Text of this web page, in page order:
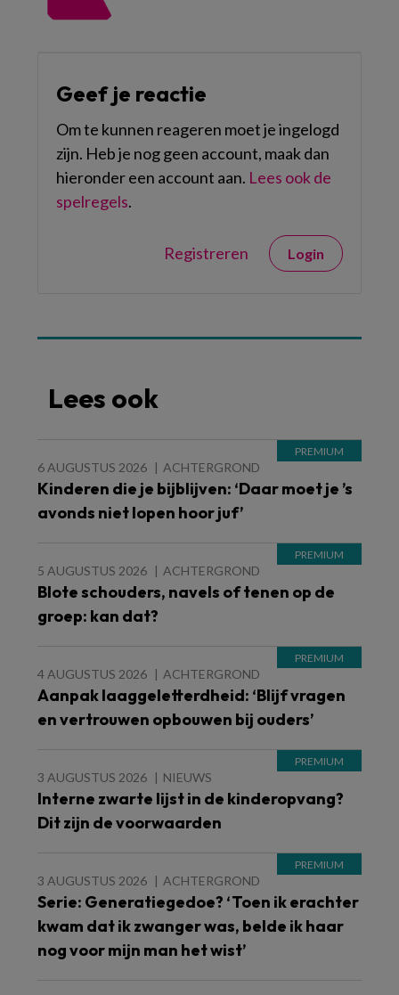
Geef je reactie
Om te kunnen reageren moet je ingelogd
zijn. Heb je nog geen account, maak dan
hieronder een account aan. Lees ook de
spelregels.
Registreren Login
Lees ook
6 AUGUSTUS 2026 ACHTERGROND
Kinderen die je bijblijven: ‘Daar moet je ’s
avonds niet lopen hoor juf’
5 AUGUSTUS 2026 ACHTERGROND
Blote schouders, navels of tenen op de
groep: kan dat?
4 AUGUSTUS 2026 ACHTERGROND
Aanpak laaggeletterdheid: ‘Blijf vragen
en vertrouwen opbouwen bij ouders’
3 AUGUSTUS 2026 NIEUWS
Interne zwarte lijst in de kinderopvang?
Dit zijn de voorwaarden
3 AUGUSTUS 2026 ACHTERGROND
Serie: Generatiegedoe? ‘Toen ik erachter
kwam dat ik zwanger was, belde ik haar
nog voor mijn man het wist’